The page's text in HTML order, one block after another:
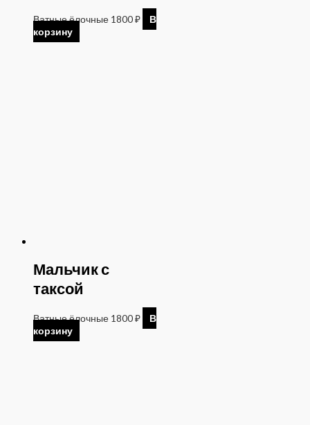
Ватные ёлочные 1800₽
В
корзину
Мальчик с
таксой
Ватные ёлочные 1800₽
В
корзину